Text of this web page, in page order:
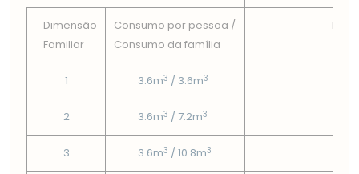
Dimensão
Familiar
Consumo por pessoa /
Consumo da famí­lia
Tarifa
1 3.6m3 / 3.6m3
2 3.6m3 / 7.2m3
3 3.6m3 / 10.8m3